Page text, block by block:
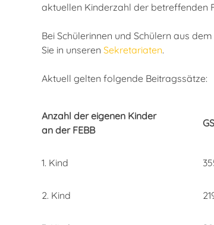
aktuellen Kinderzahl der betreffenden
Bei Schülerinnen und Schülern aus
Sie in unseren Sekretariaten.
Aktuell gelten folgende Beitragssätze:
Anzahl der eigenen Kinder
an der FEBB
GS
1. Kind
2. Kind